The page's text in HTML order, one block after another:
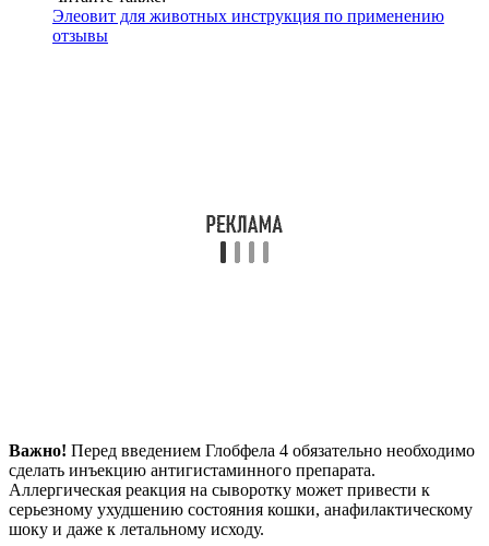
Элеовит для животных инструкция по применению
отзывы
Важно! Перед введением Глобфела 4 обязательно необходимо
сделать инъекцию антигистаминного препарата.
Аллергическая реакция на сыворотку может привести к
серьезному ухудшению состояния кошки, анафилактическому
шоку и даже к летальному исходу.